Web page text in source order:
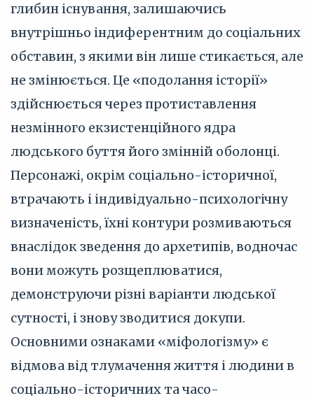
глибин існування, залишаючись
внутрішньо індиферентним до соціальних
обставин, з якими він лише стикається, але
не змінюється. Це «подолання історії»
здійснюється через протиставлення
незмінного екзистенційного ядра
людського буття його змінній оболонці.
Персонажі, окрім соціально-історичної,
втрачають і індивідуально-психологічну
визначеність, їхні контури розмиваються
внаслідок зведення до архетипів, водночас
вони можуть розщеплюватися,
демонструючи різні варіанти людської
сутності, і знову зводитися докупи.
Основними ознаками «міфологізму» є
відмова від тлумачення життя і людини в
соціально-історичних та часо-